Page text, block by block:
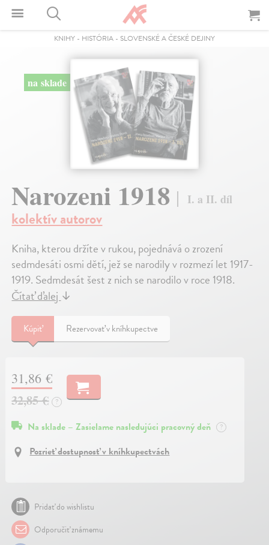
KNIHY - HISTÓRIA - SLOVENSKÉ A ČESKÉ DEJINY
na sklade
Narozeni 1918 I. a II. díl
kolektív autorov
Kniha, kterou držíte v rukou, pojednává o zrození
sedmdesáti osmi dětí, jež se narodily v rozmezí let 1917-
1919. Sedmdesát šest z nich se narodilo v roce 1918.
Čítať ďalej↓
Kúpiť Rezervovať v kníhkupectve
31,86 €
32,85 €
?
Na sklade – Zasielame nasledujúci pracovný deň ?
Pozrieť dostupnosť v kníhkupectvách
Pridať do wishlistu
Odporučiť známemu